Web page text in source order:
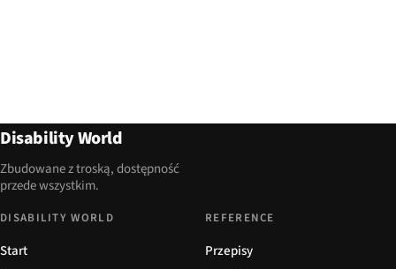
Disability World
Zbudowane z troską, dostępność
przede wszystkim.
DISABILITY WORLD
Start
REFERENCE
Przepisy